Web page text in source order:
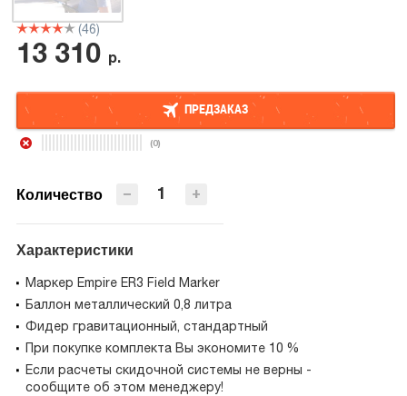
(46)
13 310 р.
ПРЕДЗАКАЗ
(0)
Количество +
−
Характеристики
Маркер Empire ER3 Field Marker
Баллон металлический 0,8 литра
Фидер гравитационный, стандартный
При покупке комплекта Вы экономите 10 %
Если расчеты скидочной системы не верны -
сообщите об этом менеджеру!